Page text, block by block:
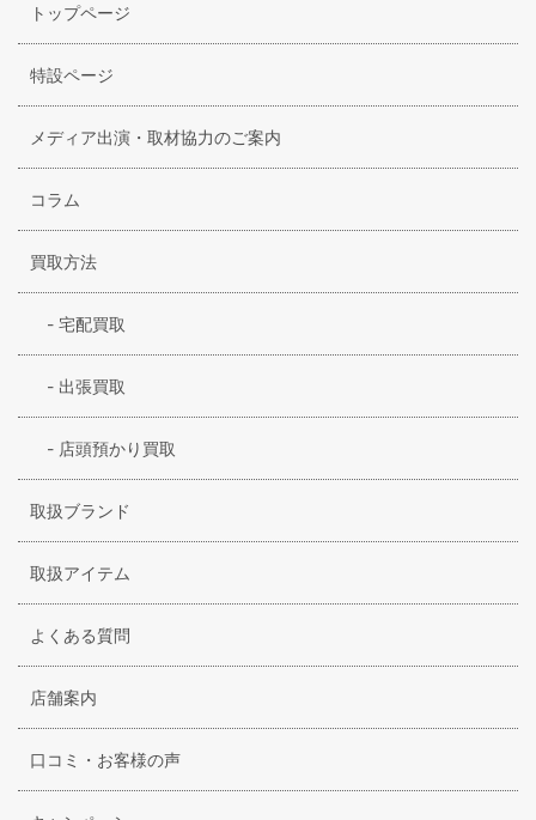
ることができるアイテムなど、古き良き伝統を感じることの
できる風貌はそのままに、現代にふんわりと溶け込めるアイ
テムをメインに提案しています。
トップページ
特設ページ
メディア出演・取材協力のご案内
コラム
買取方法
- 宅配買取
- 出張買取
- 店頭預かり買取
取扱ブランド
取扱アイテム
よくある質問
店舗案内
口コミ・お客様の声